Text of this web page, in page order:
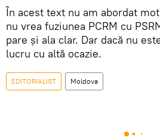
În acest text nu am abordat
nu vrea fuziunea PCRM cu
pare și ala clar. Dar dacă nu
lucru cu altă ocazie.
EDITORIALIST Moldova